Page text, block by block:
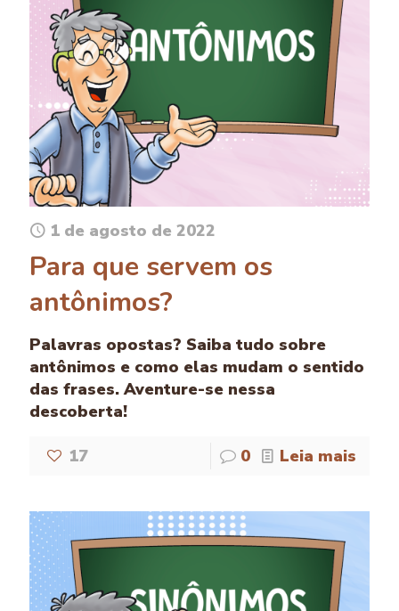
1 de agosto de 2022
Para que servem os
antônimos?
Palavras opostas? Saiba tudo sobre
antônimos e como elas mudam o sentido
das frases. Aventure-se nessa
descoberta!
17 0 Leia mais